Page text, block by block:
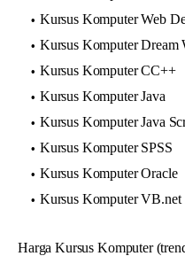
Kursus Komputer Web
Kursus Komputer Dream
Kursus Komputer CC++
Kursus Komputer Java
Kursus Komputer Java
Kursus Komputer SPSS
Kursus Komputer Oracle
Kursus Komputer VB.net
Harga Kursus Komputer